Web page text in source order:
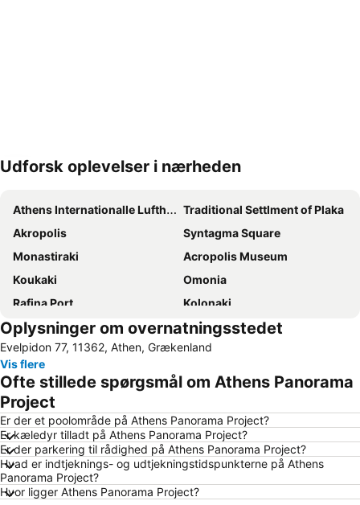
Udvid kort
Udforsk oplevelser i nærheden
Athens Internationalle Lufthavn Eleftherios Venizelos
Traditional Settlment of Plaka
Akropolis
Syntagma Square
Monastiraki
Acropolis Museum
Koukaki
Omonia
Rafina Port
Kolonaki
Port of Piraeus
Psirri
The Athens Pireaus Electric Railways Museum
Vouliagmeni Beach
Lavrio Port
Aegina Port
Pandora
Piraeus Metro Station
Megaron - Athens International Conference Centre
Kallithea
Saronida
Ermou
Sun Coast
Νational Park Of Sounion
Piraeus Center
Oplysninger om overnatningsstedet
Evelpidon 77, 11362, Athen, Grækenland
Vis flere
Ofte stillede spørgsmål om Athens Panorama
Project
Er der et poolområde på Athens Panorama Project?
Er kæledyr tilladt på Athens Panorama Project?
Er der parkering til rådighed på Athens Panorama Project?
Hvad er indtjeknings- og udtjekningstidspunkterne på Athens
Panorama Project?
Hvor ligger Athens Panorama Project?